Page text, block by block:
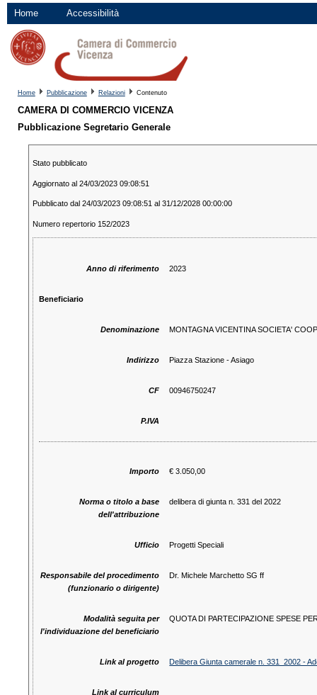
Home Accessibilità
Home Pubblicazione Relazioni Contenuto
CAMERA DI COMMERCIO VICENZA
Pubblicazione Segretario Generale
Stato pubblicato
Aggiornato al 24/03/2023 09:08:51
Pubblicato dal 24/03/2023 09:08:51 al 31/12/2028 00:00:00
Numero repertorio 152/2023
Anno di riferimento 2023
Beneficiario
Denominazione MONTAGNA VICENTINA SOCIETA'
Indirizzo Piazza Stazione - Asiago
CF 00946750247
P.IVA
Importo € 3.050,00
Norma o titolo a base
dell'attribuzione
delibera di giunta n. 331 del 2022
Ufficio Progetti Speciali
Responsabile del procedimento
(funzionario o dirigente)
Dr. Michele Marchetto SG ff
Modalità seguita per
l'individuazione del beneficiario
QUOTA DI PARTECIPAZIONE SPESE
Link al progetto Delibera Giunta camerale n. 331_2002 -
Link al curriculum